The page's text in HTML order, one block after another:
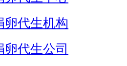
卵代生机构
卵代生公司